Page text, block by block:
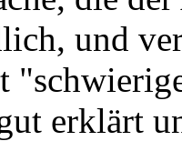
und
erklärt